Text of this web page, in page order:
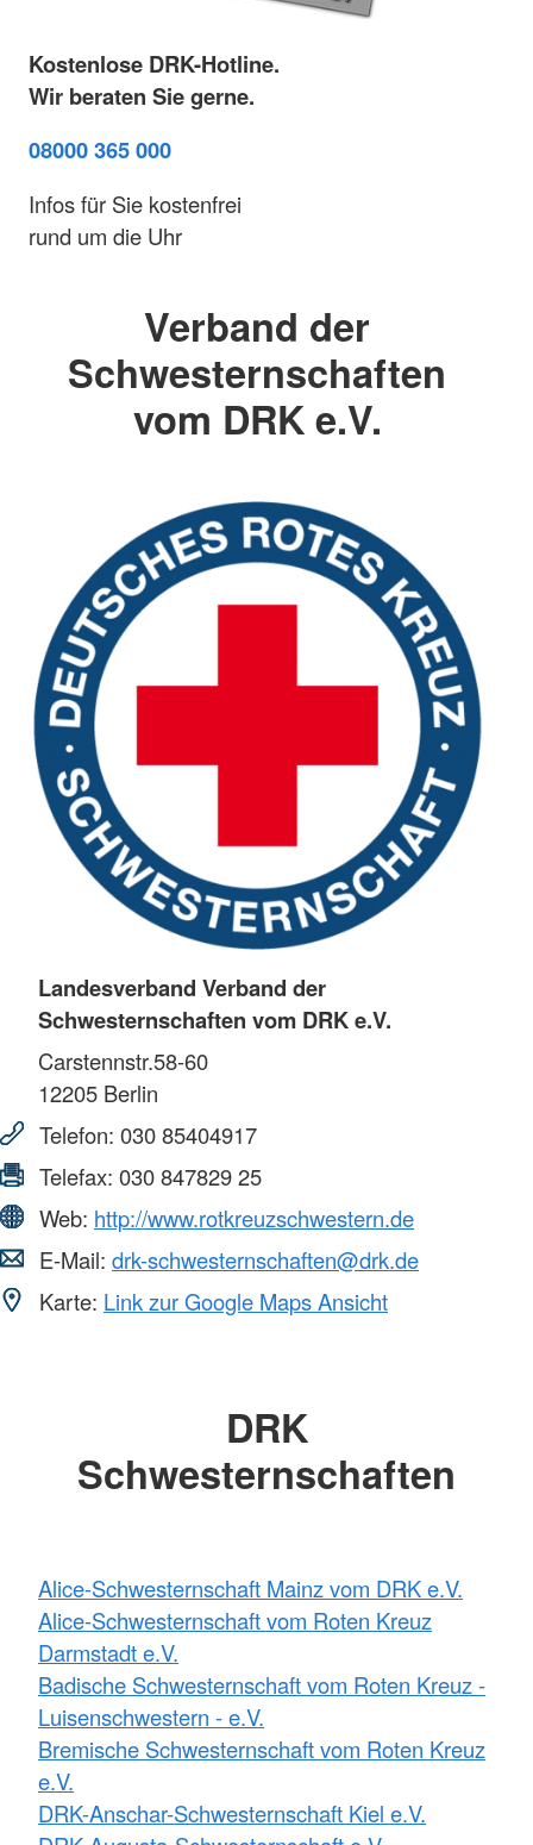
Kostenlose DRK-Hotline.
Wir beraten Sie gerne.
08000 365 000
Infos für Sie kostenfrei
rund um die Uhr
Verband der
Schwesternschaften
vom DRK e.V.
Landesverband Verband der
Schwesternschaften vom DRK e.V.
Carstennstr.58-60
12205 Berlin
Telefon: 030 85404917
Telefax: 030 847829 25
Web: http://www.rotkreuzschwestern.de
E-Mail: drk-schwesternschaften@drk.de
Karte: Link zur Google Maps Ansicht
DRK
Schwesternschaften
Alice-Schwesternschaft Mainz vom DRK e.V.
Alice-Schwesternschaft vom Roten Kreuz
Darmstadt e.V.
Badische Schwesternschaft vom Roten Kreuz -
Luisenschwestern - e.V.
Bremische Schwesternschaft vom Roten Kreuz
e.V.
DRK-Anschar-Schwesternschaft Kiel e.V.